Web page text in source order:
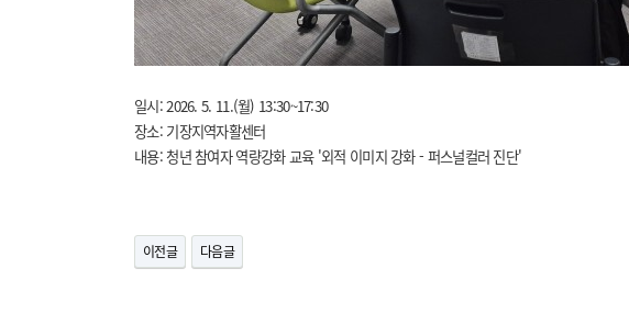
일시: 2026. 5. 11.(월) 13:30~17:30
장소: 기장지역자활센터
내용: 청년 참여자 역량강화 교육 '외적 이미지 강화 - 퍼스널컬러 진단'
이전글 다음글